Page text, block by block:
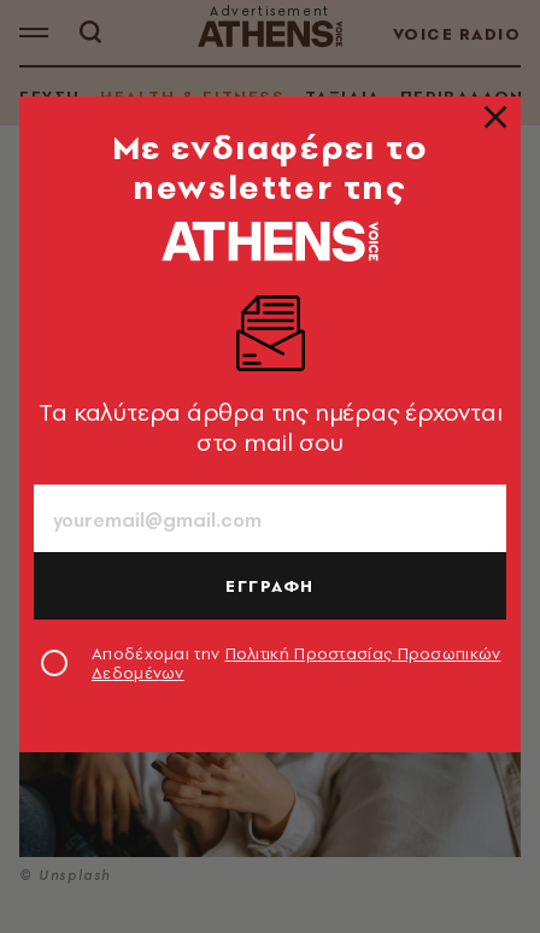
VOICE RADIO
ΓΕΥΣΗ HEALTH & FITNESS ΤΑΞΙΔΙΑ ΠΕΡΙΒΑΛΛΟΝ
HEALTH & FITNESS
Πότε κάνατε έρωτα πρώτη φορά;
Νέα έρευνα επιμένει ότι επηρεάζει
το πώς θα γεράσετε
Η επιστήμη συσχετίζει την έναρξη της
γήρανσης μας
© Unsplash
Mε ενδιαφέρει το
newsletter της
Tα καλύτερα άρθρα της ημέρας έρχονται
στο mail σου
ΕΓΓΡΑΦΗ
Αποδέχομαι την Πολιτική Προστασίας Προσωπικών
Δεδομένων